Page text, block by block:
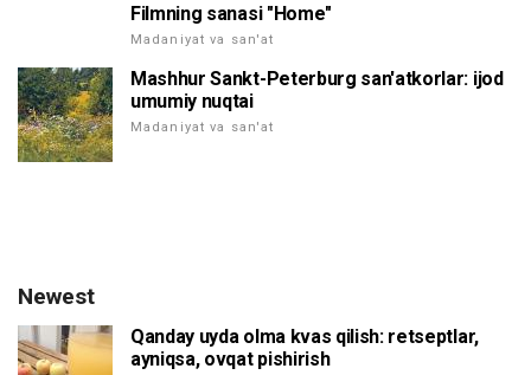
Filmning sanasi "Home"
Madaniyat va san'at
Mashhur Sankt-Peterburg san'atkorlar: ijod
umumiy nuqtai
Madaniyat va san'at
Newest
Qanday uyda olma kvas qilish: retseptlar,
ayniqsa, ovqat pishirish